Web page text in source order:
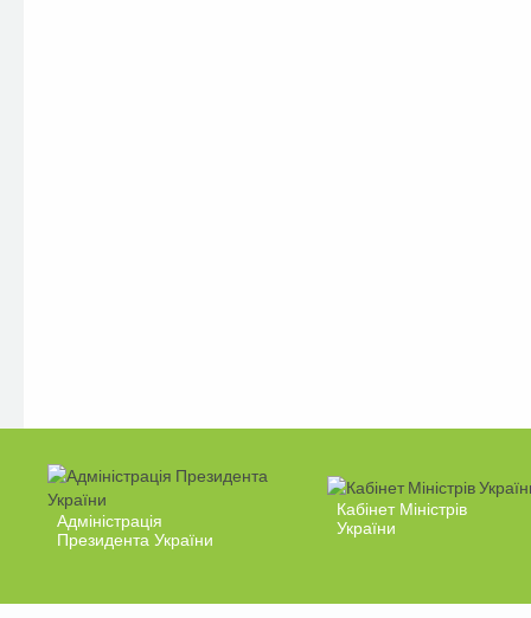
Адміністрація
Президента України
Кабінет Міністрів
України